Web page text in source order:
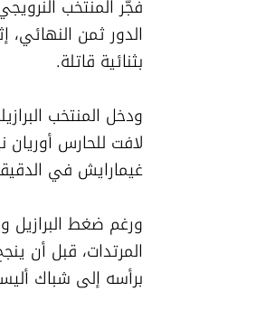
بثنائية قاتلة.
غيمارايش في الدقيقة
برأسه إلى شباك